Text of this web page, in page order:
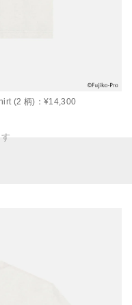
(2 柄)：¥14,300